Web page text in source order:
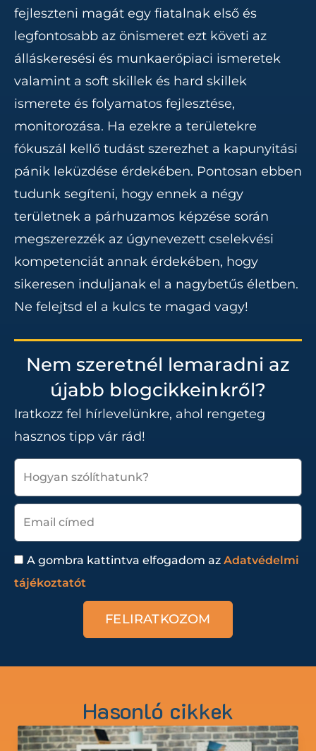
fejleszteni magát egy fiatalnak első és
legfontosabb az önismeret ezt követi az
álláskeresési és munkaerőpiaci ismeretek
valamint a soft skillek és hard skillek
ismerete és folyamatos fejlesztése,
monitorozása. Ha ezekre a területekre
fókuszál kellő tudást szerezhet a kapunyitási
pánik leküzdése érdekében. Pontosan ebben
tudunk segíteni, hogy ennek a négy
területnek a párhuzamos képzése során
megszerezzék az úgynevezett cselekvési
kompetenciát annak érdekében, hogy
sikeresen induljanak el a nagybetűs életben.
Ne felejtsd el a kulcs te magad vagy!
Nem szeretnél lemaradni az
újabb blogcikkeinkről?
Iratkozz fel hírlevelünkre, ahol rengeteg
hasznos tipp vár rád!
A gombra kattintva elfogadom az Adatvédelmi
tájékoztatót
FELIRATKOZOM
Hasonló cikkek